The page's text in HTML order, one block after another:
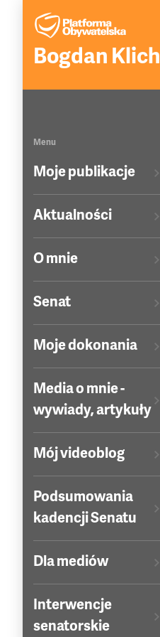
Bogdan Klich
Menu
Moje publikacje
Aktualności
O mnie
Senat
Moje dokonania
Media o mnie -
wywiady, artykuły
Mój videoblog
Podsumowania
kadencji Senatu
Dla mediów
Interwencje
senatorskie